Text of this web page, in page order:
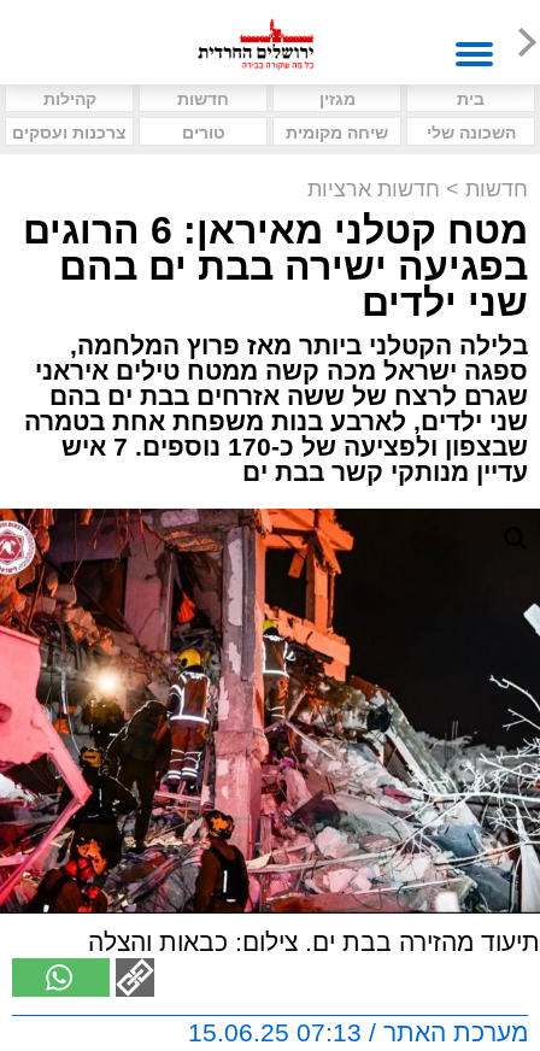
בית מגזין חדשות
קהילות
השכונה שלי
שיחה מקומית טורים צרכנות ועסקים
חדשות > חדשות ארציות
מטח קטלני מאיראן: 6 הרוגים
בפגיעה ישירה בבת ים בהם
שני ילדים
בלילה הקטלני ביותר מאז פרוץ המלחמה,
ספגה ישראל מכה קשה ממטח טילים איראני
שגרם לרצח של ששה אזרחים בבת ים בהם
שני ילדים, לארבע בנות משפחת אחת בטמרה
שבצפון ולפציעה של כ-170 נוספים. 7 איש
עדיין מנותקי קשר בבת ים
תיעוד מהזירה בבת ים. צילום: כבאות והצלה
מערכת האתר / 07:13 15.06.25